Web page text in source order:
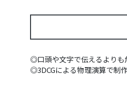
◎口頭や文字で伝えるよりも
◎3DCGによる物理演算で制